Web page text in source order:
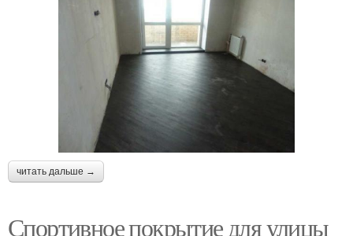
читать дальше →
Спортивное покрытие для улицы